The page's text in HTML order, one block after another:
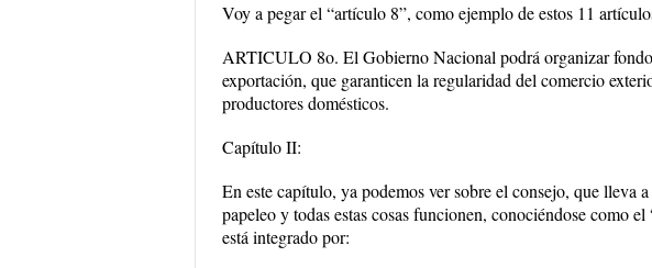
Voy a pegar el “artículo 8”, como ejemplo de estos 11
ARTICULO 8o. El Gobierno Nacional podrá organizar
exportación, que garanticen la regularidad del comercio
productores domésticos.
Capítulo II:
En este capítulo, ya podemos ver sobre el consejo, que lleva
papeleo y todas estas cosas funcionen, conociéndose como
está integrado por: